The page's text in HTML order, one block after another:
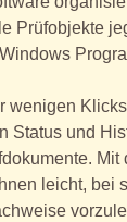
Prüfobjekte
wenigen
Status und
Mit
leicht, bei